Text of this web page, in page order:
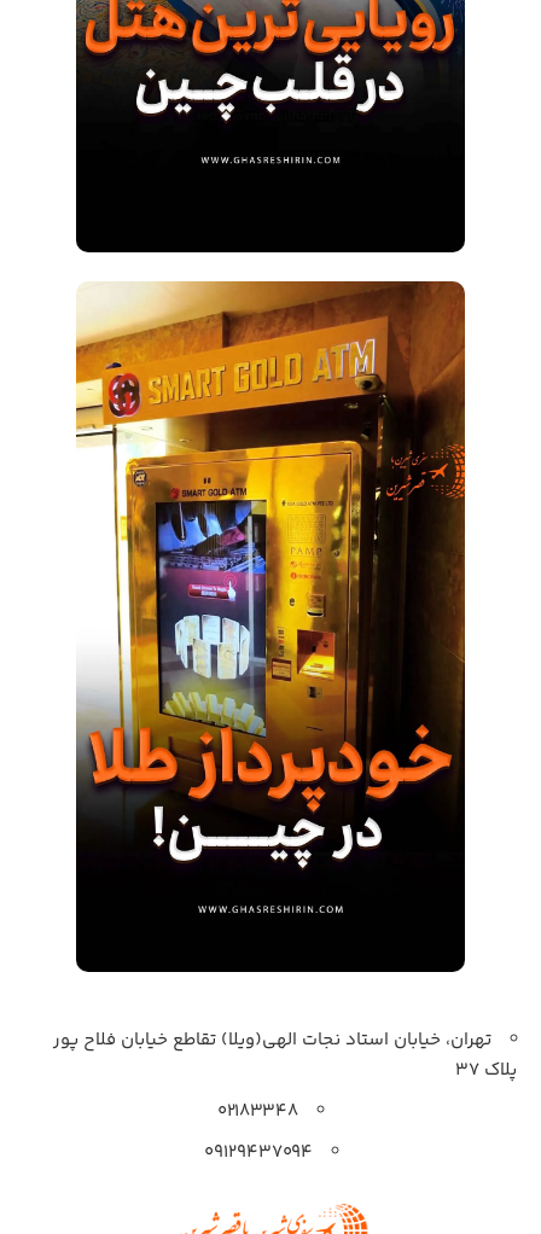
تهران، خیابان استاد نجات الهی(ویلا) تقاطع خیابان فلاح پور
پلاک 37
۰۲۱۸۳۳۴۸
۰۹۱۲۹۴۳۷۰۹۴